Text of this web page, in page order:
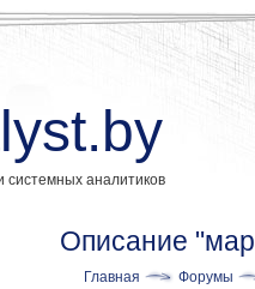
системных аналитиков
Описание
Главная
Форумы